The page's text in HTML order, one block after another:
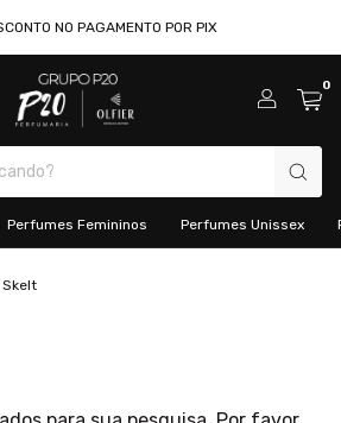
NO PAGAMENTO POR PIX
0
Perfumes Femininos Perfumes Unissex
Skelt